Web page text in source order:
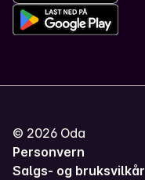
© 2026 Oda
Personvern
Salgs- og bruksvilkår